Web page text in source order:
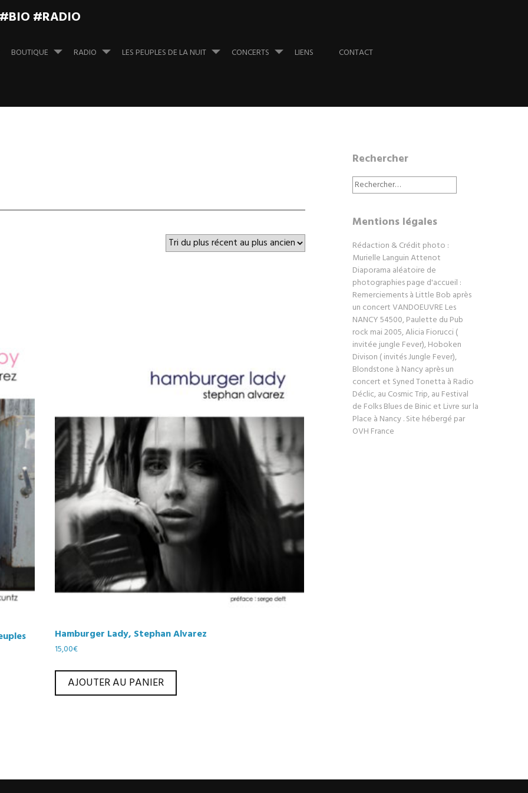
#BIO #RADIO
BOUTIQUE RADIO LES PEUPLES DE LA NUIT CONCERTS LIENS CONTACT
Hamburger Lady, Stephan Alvarez
15,00€
AJOUTER AU PANIER
Rechercher
Rechercher :
Mentions légales
Rédaction & Crédit photo :
Murielle Languin Attenot
Diaporama aléatoire de
photographies page d'accueil :
Remerciements à Little Bob après
un concert VANDOEUVRE Les
NANCY 54500, Paulette du Pub
rock mai 2005, Alicia Fiorucci (
invitée jungle Fever), Hoboken
Divison ( invités Jungle Fever),
Blondstone à Nancy après un
concert et Syned Tonetta à Radio
Déclic, au Cosmic Trip, au Festival
de Folks Blues de Binic et Livre sur la
Place à Nancy . Site hébergé par
OVH France